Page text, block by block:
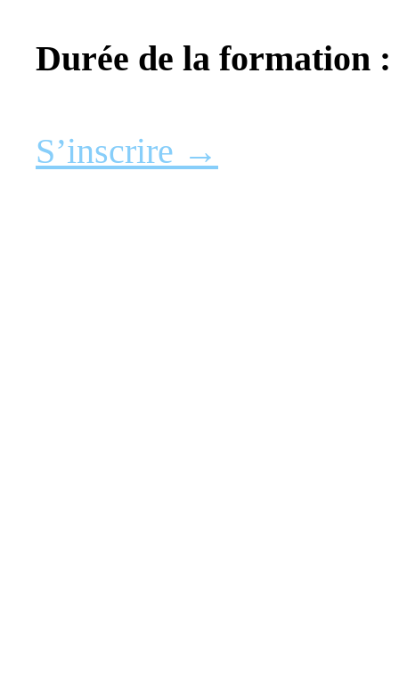
Durée de la formation :
S’inscrire →